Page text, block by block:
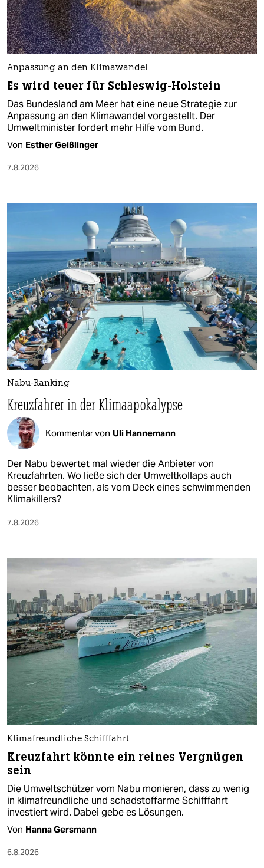
Anpassung an den Klimawandel
Es wird teuer für Schleswig-Holstein
Das Bundesland am Meer hat eine neue Strategie zur
Anpassung an den Klimawandel vorgestellt. Der
Umweltminister fordert mehr Hilfe vom Bund.
Von Esther Geißlinger
7.8.2026
Nabu-Ranking
Kreuzfahrer in der Klimaapokalypse
Kommentar von Uli Hannemann
Der Nabu bewertet mal wieder die Anbieter von
Kreuzfahrten. Wo ließe sich der Umweltkollaps auch
besser beobachten, als vom Deck eines schwimmenden
Klimakillers?
7.8.2026
Klimafreundliche Schifffahrt
Kreuzfahrt könnte ein reines Vergnügen
sein
Die Umweltschützer vom Nabu monieren, dass zu wenig
in klimafreundliche und schadstoffarme Schifffahrt
investiert wird. Dabei gebe es Lösungen.
Von Hanna Gersmann
6.8.2026